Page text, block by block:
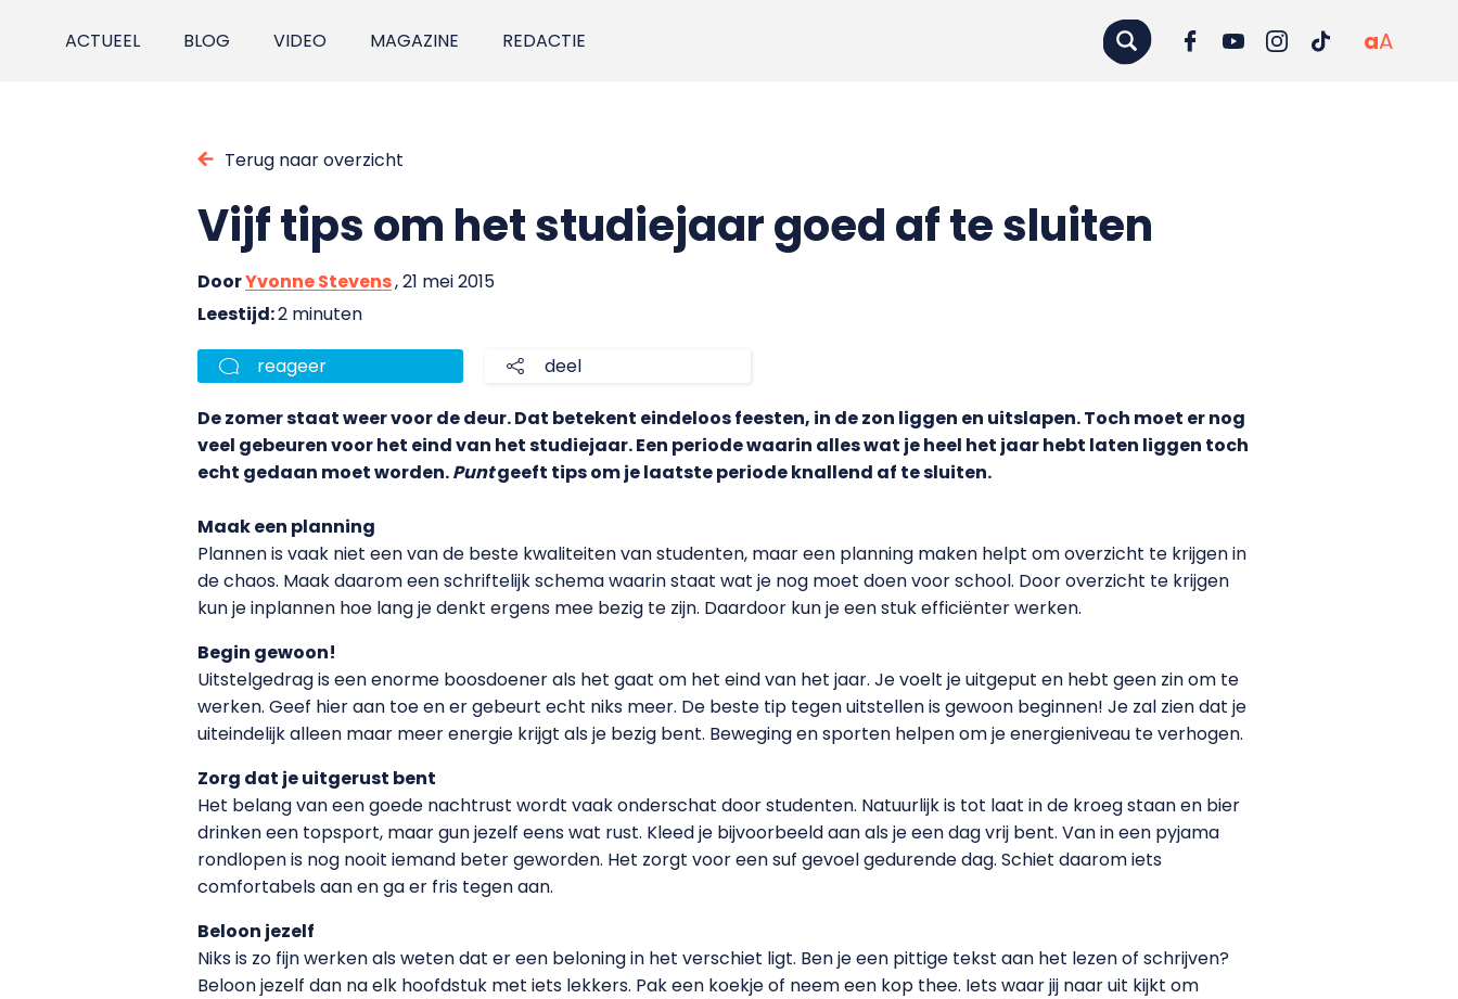
ACTUEEL BLOG VIDEO MAGAZINE REDACTIE aA
Terug naar overzicht
Vijf tips om het studiejaar goed af te sluiten
DoorYvonne Stevens, 21 mei 2015
Leestijd:2 minuten
reageer deel
De zomer staat weer voor de deur. Dat betekent eindeloos feesten, in de zon liggen en uitslapen. Toch moet er nog
veel gebeuren voor het eind van het studiejaar. Een periode waarin alles wat je heel het jaar hebt laten liggen toch
echt gedaan moet worden.Puntgeeft tips om je laatste periode knallend af te sluiten.
Maak een planning
Plannen is vaak niet een van de beste kwaliteiten van studenten, maar een planning maken helpt om overzicht te krijgen in
de chaos. Maak daarom een schriftelijk schema waarin staat wat je nog moet doen voor school. Door overzicht te krijgen
kun je inplannen hoe lang je denkt ergens mee bezig te zijn. Daardoor kun je een stuk efficiënter werken.
Begin gewoon!
Uitstelgedrag is een enorme boosdoener als het gaat om het eind van het jaar. Je voelt je uitgeput en hebt geen zin om te
werken. Geef hier aan toe en er gebeurt echt niks meer. De beste tip tegen uitstellen is gewoon beginnen! Je zal zien dat je
uiteindelijk alleen maar meer energie krijgt als je bezig bent. Beweging en sporten helpen om je energieniveau te verhogen.
Zorg dat je uitgerust bent
Het belang van een goede nachtrust wordt vaak onderschat door studenten. Natuurlijk is tot laat in de kroeg staan en bier
drinken een topsport, maar gun jezelf eens wat rust. Kleed je bijvoorbeeld aan als je een dag vrij bent. Van in een pyjama
rondlopen is nog nooit iemand beter geworden. Het zorgt voor een suf gevoel gedurende dag. Schiet daarom iets
comfortabels aan en ga er fris tegen aan.
Beloon jezelf
Niks is zo fijn werken als weten dat er een beloning in het verschiet ligt. Ben je een pittige tekst aan het lezen of schrijven?
Beloon jezelf dan na elk hoofdstuk met iets lekkers. Pak een koekje of neem een kop thee. Iets waar jij naar uit kijkt om